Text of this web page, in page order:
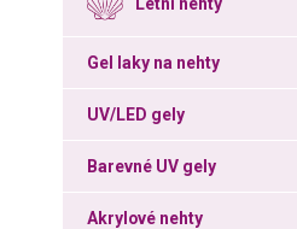
Gel laky na nehty
UV/LED gely
Barevné UV gely
Akrylové nehty